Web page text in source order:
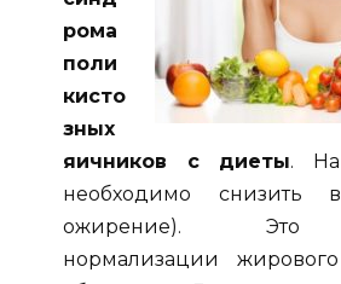
рома
поли
кисто
зных
яичников с диеты. На
необходимо снизить
ожирение). Это
нормализации